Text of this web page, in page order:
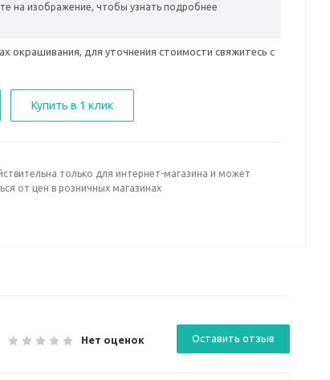
на изображение, чтобы узнать подробнее
окрашивания, для уточнения стоимости свяжитесь с
Купить в 1 клик
только для интернет-магазина и может
от цен в розничных магазинах
Нет оценок Оставить отзыв